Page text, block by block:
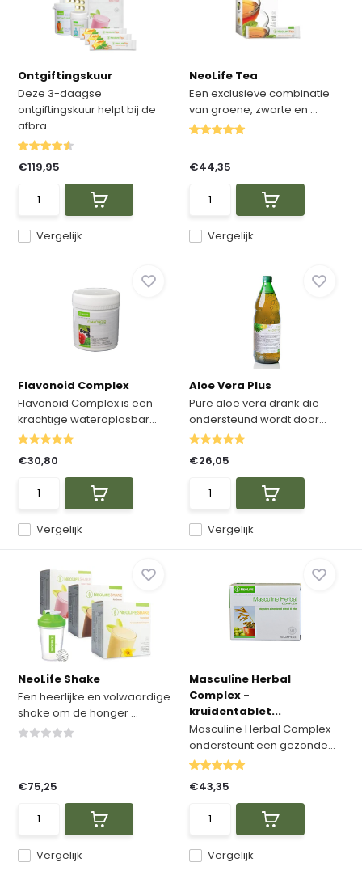
Ontgiftingskuur
Deze 3-daagse
ontgiftingskuur helpt bij de
afbra...
Vergelijk
€119,95
NeoLife Tea
Een exclusieve combinatie
van groene, zwarte en ...
Vergelijk
€44,35
Flavonoid Complex
Flavonoid Complex is een
krachtige wateroplosbar...
Vergelijk
€30,80
Aloe Vera Plus
Pure aloë vera drank die
ondersteund wordt door...
Vergelijk
€26,05
NeoLife Shake
Een heerlijke en volwaardige
shake om de honger ...
Vergelijk
€75,25
Masculine Herbal
Complex -
kruidentablet...
Masculine Herbal Complex
ondersteunt een gezonde...
Vergelijk
€43,35